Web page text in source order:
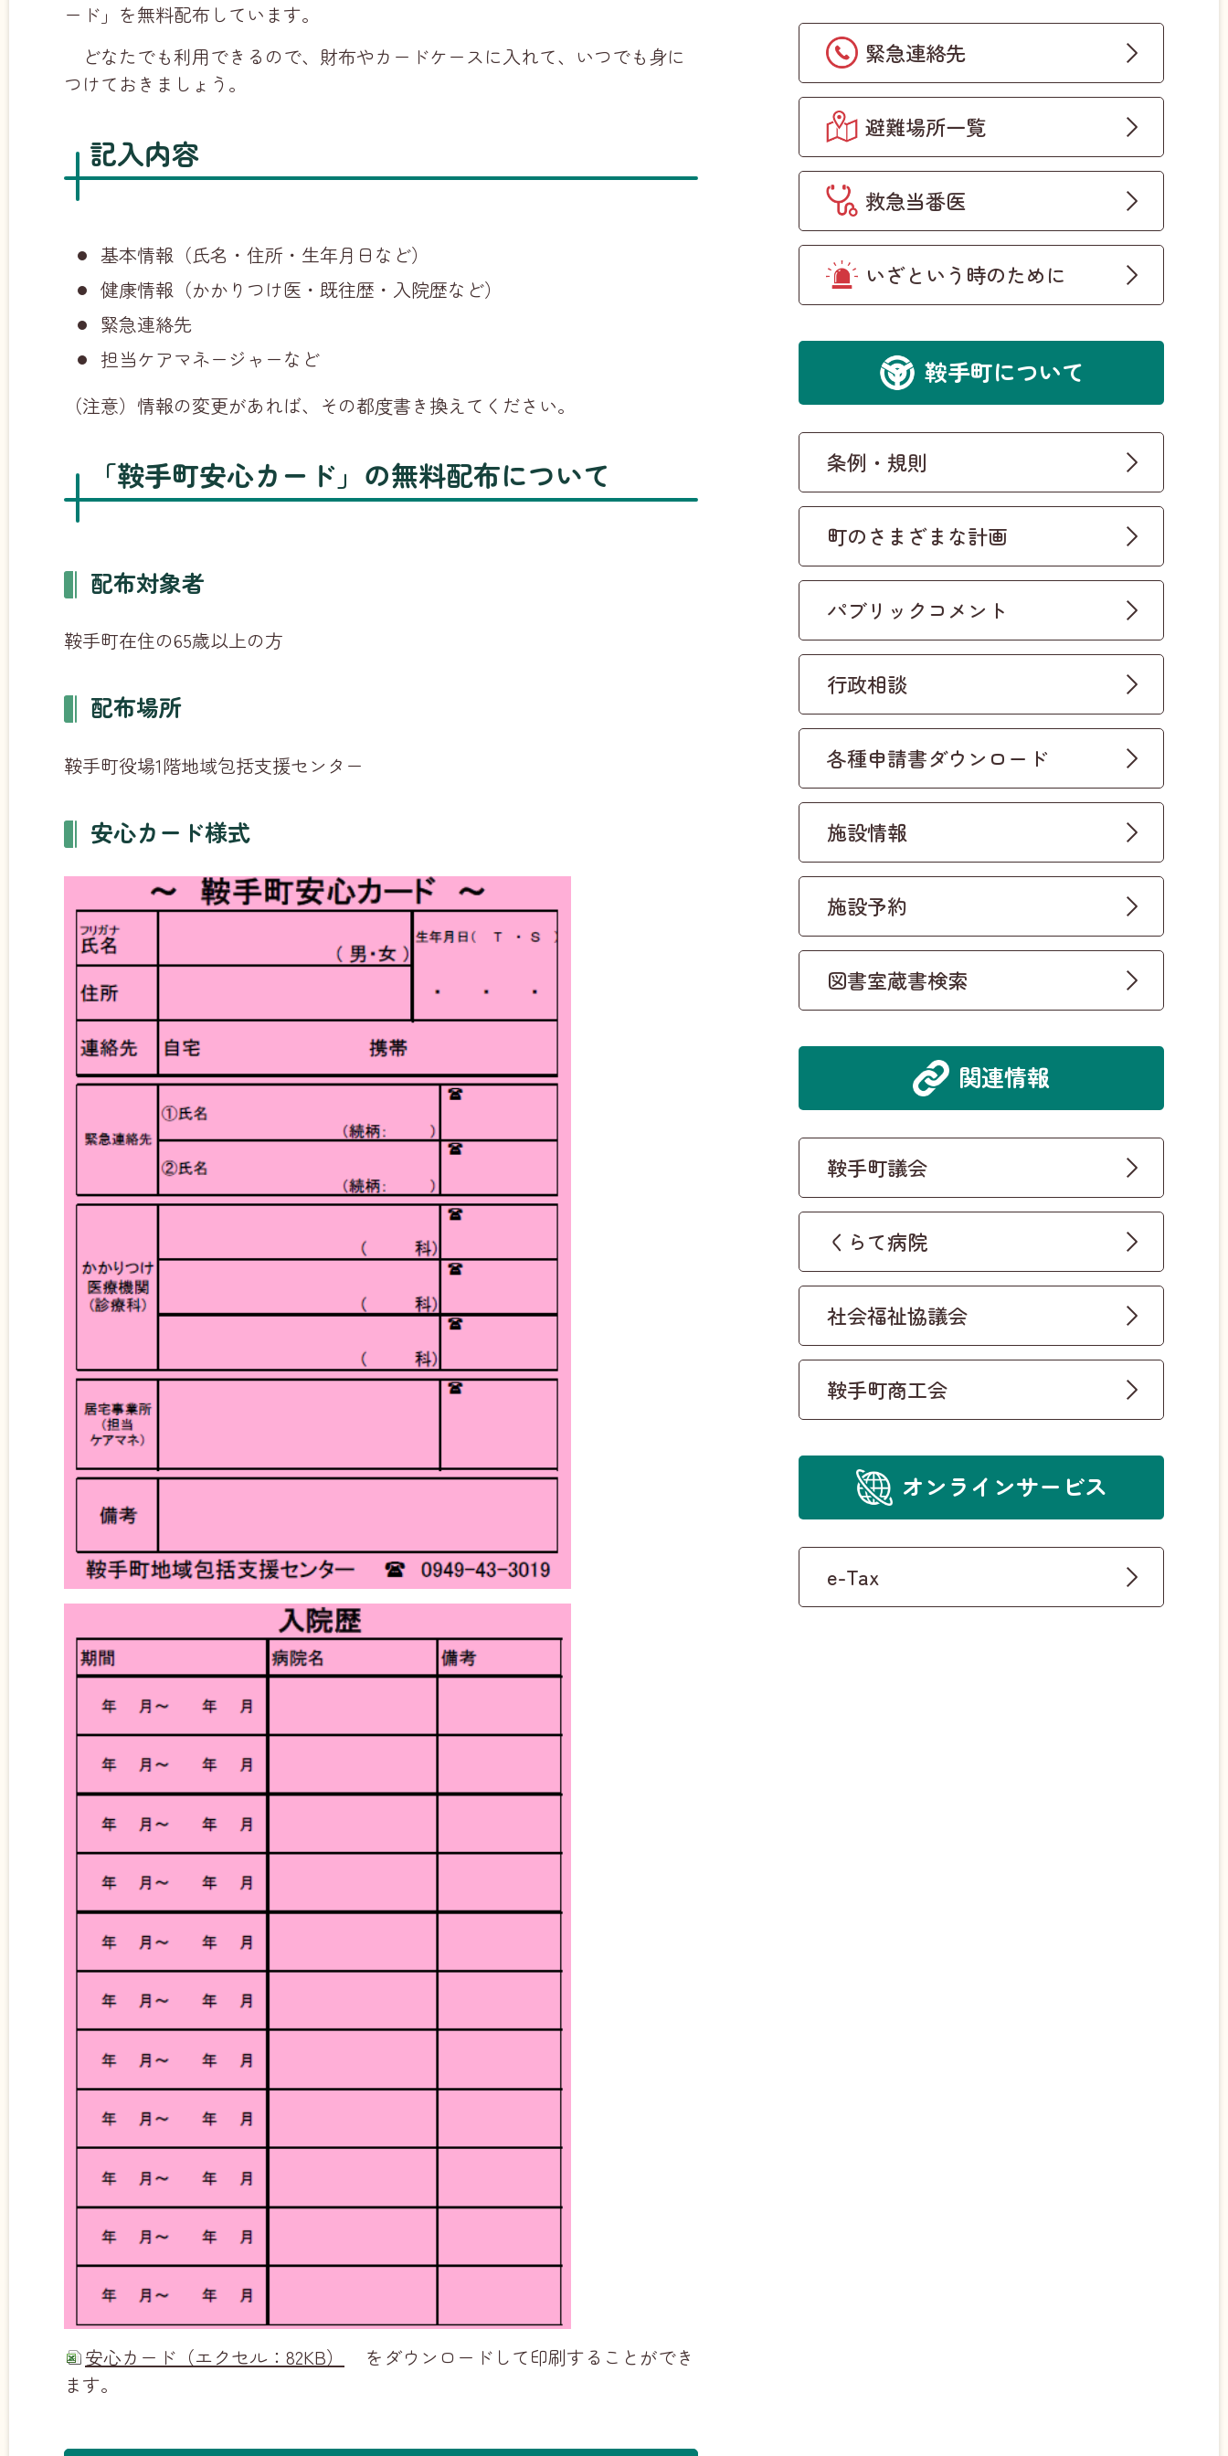
ード」を無料配布しています。
どなたでも利用できるので、財布やカードケースに入れて、いつでも身に
つけておきましょう。
記入内容
基本情報（氏名・住所・生年月日など）
健康情報（かかりつけ医・既往歴・入院歴など）
緊急連絡先
担当ケアマネージャーなど
（注意）情報の変更があれば、その都度書き換えてください。
「鞍手町安心カード」の無料配布について
配布対象者
鞍手町在住の65歳以上の方
配布場所
鞍手町役場1階地域包括支援センター
安心カード様式
安心カード（エクセル：82KB）
をダウンロードして印刷することができ
ます。
緊急連絡先
避難場所一覧
救急当番医
いざという時のために
鞍手町について
条例・規則
町のさまざまな計画
パブリックコメント
行政相談
各種申請書ダウンロード
施設情報
施設予約
図書室蔵書検索
関連情報
鞍手町議会
くらて病院
社会福祉協議会
鞍手町商工会
オンラインサービス
e-Tax